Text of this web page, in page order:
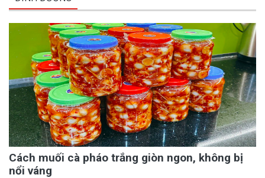
Cách muối cà pháo trắng giòn ngon, không bị
nổi váng